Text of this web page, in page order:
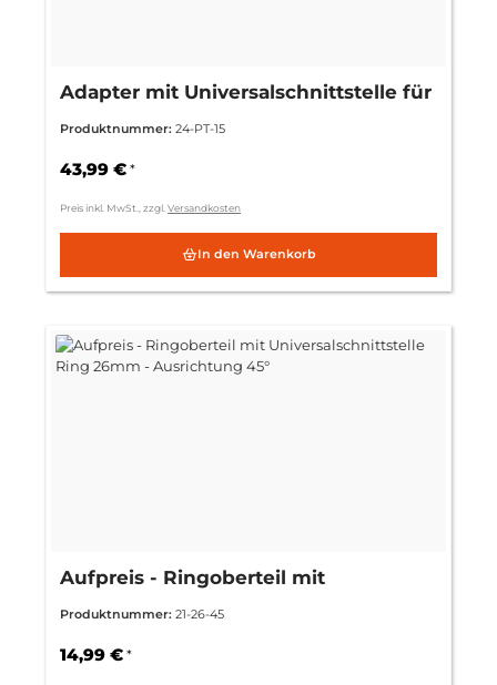
Adapter mit Universalschnittstelle für
Produktnummer: 24-PT-15
43,99 € *
Preis inkl. MwSt., zzgl. Versandkosten
In den Warenkorb
Aufpreis - Ringoberteil mit
Ausrichtung 45°
Produktnummer: 21-26-45
14,99 € *